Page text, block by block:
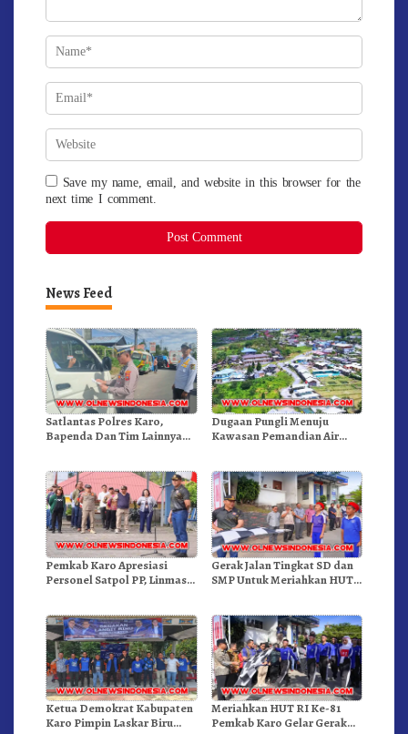
Save my name, email, and website in this browser for the
next time I comment.
News Feed
Satlantas Polres Karo,
Bapenda Dan Tim Lainnya
Dugaan Pungli Menuju
Kawasan Pemandian Air
Pemkab Karo Apresiasi
Personel Satpol PP, Linmas,
Gerak Jalan Tingkat SD dan
SMP Untuk Meriahkan HUT
Ketua Demokrat Kabupaten
Karo Pimpin Laskar Biru
Meriahkan HUT RI Ke-81
Pemkab Karo Gelar Gerak